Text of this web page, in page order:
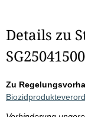
Details zu
Zu